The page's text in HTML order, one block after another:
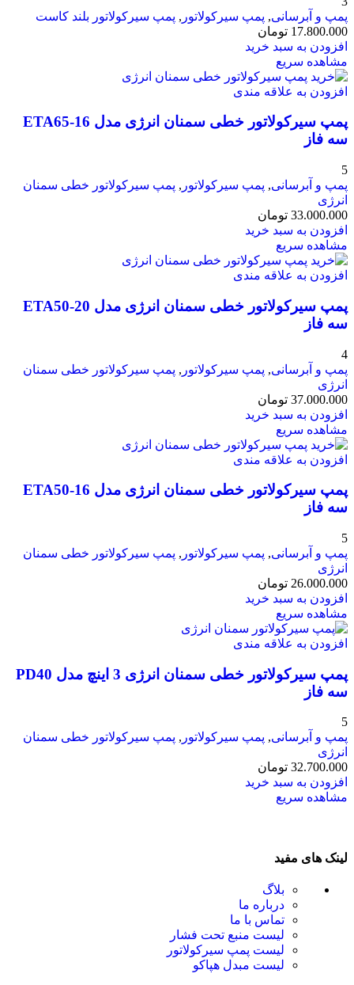
پمپ و آبرسانی, پمپ سیرکولاتور , پمپ سیرکولاتور بلند کاست
17.800.000 تومان
افزودن به سبد خرید
مشاهده سریع
افزودن به علاقه مندی
پمپ سیرکولاتور خطی سمنان انرژی مدل ETA65-16
سه فاز
5
پمپ و آبرسانی, پمپ سیرکولاتور , پمپ سیرکولاتور خطی سمنان
انرژی
33.000.000 تومان
افزودن به سبد خرید
مشاهده سریع
افزودن به علاقه مندی
پمپ سیرکولاتور خطی سمنان انرژی مدل ETA50-20
سه فاز
4
پمپ و آبرسانی, پمپ سیرکولاتور , پمپ سیرکولاتور خطی سمنان
انرژی
37.000.000 تومان
افزودن به سبد خرید
مشاهده سریع
افزودن به علاقه مندی
پمپ سیرکولاتور خطی سمنان انرژی مدل ETA50-16
سه فاز
5
پمپ و آبرسانی, پمپ سیرکولاتور , پمپ سیرکولاتور خطی سمنان
انرژی
26.000.000 تومان
افزودن به سبد خرید
مشاهده سریع
افزودن به علاقه مندی
پمپ سیرکولاتور خطی سمنان انرژی 3 اینچ مدل PD40
سه فاز
5
پمپ و آبرسانی, پمپ سیرکولاتور , پمپ سیرکولاتور خطی سمنان
انرژی
32.700.000 تومان
افزودن به سبد خرید
مشاهده سریع
لینک های مفید
بلاگ
درباره ما
تماس با ما
لیست منبع تحت فشار
لیست پمپ سیرکولاتور
لیست مبدل هپاکو